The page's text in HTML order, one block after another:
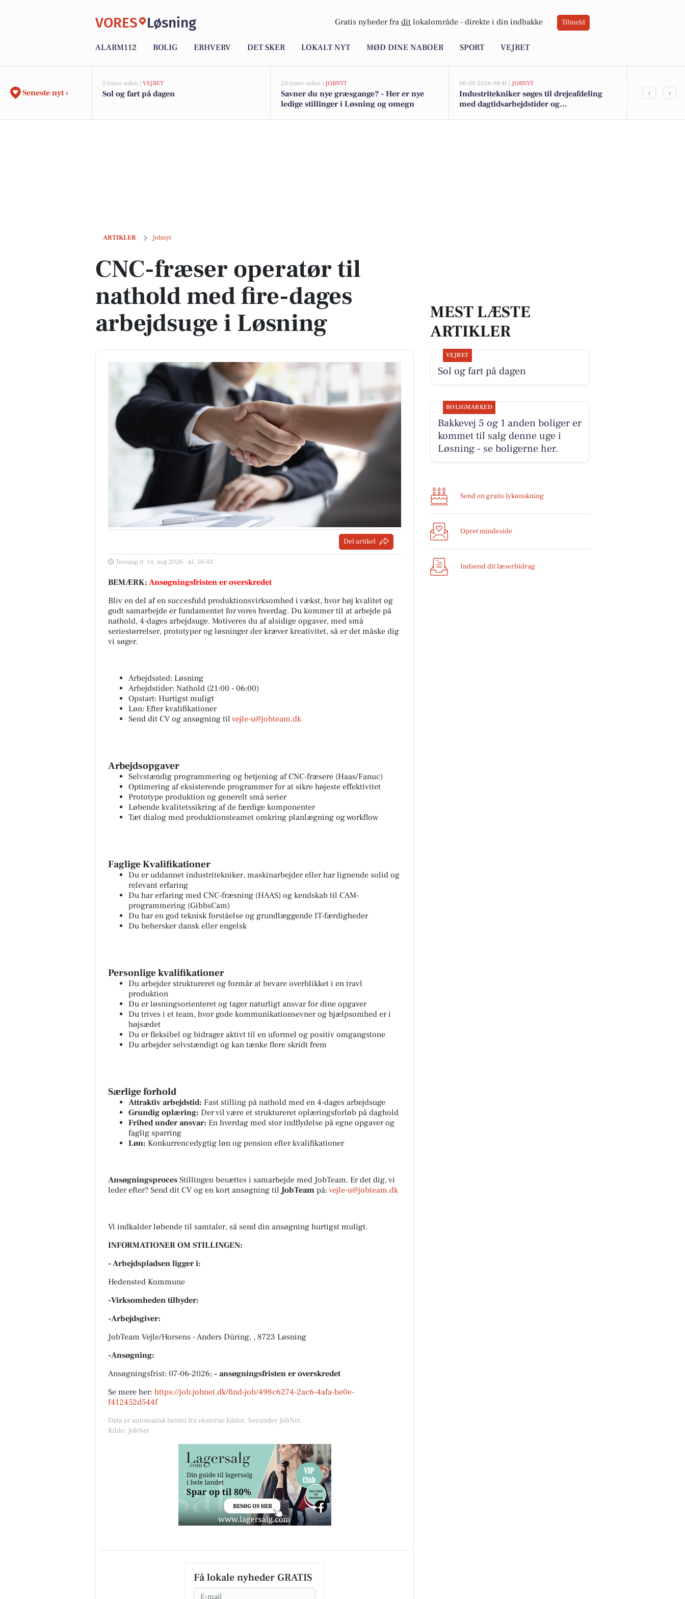
VORES Løsning Gratis nyheder fra dit lokalområde - direkte i din indbakke Tilmeld
ALARM112 BOLIG ERHVERV DET SKER LOKALT NYT MØD DINE NABOER SPORT VEJRET
Seneste nyt ›
5 timer siden | VEJRET
Sol og fart på dagen
23 timer siden | JOBNYT
Savner du nye græsgange? - Her er nye
ledige stillinger i Løsning og omegn
06-08-2026 08:41 | JOBNYT
Industritekniker søges til drejeafdeling
med dagtidsarbejdstider og
Bakkevej 5
‹ ›
ARTIKLER Jobnyt
CNC-fræser operatør til nathold med fire-dages arbejdsuge i Løsning
CNC-fræser operatør til
nathold med fire-dages
arbejdsuge i Løsning
Del artikel
Torsdag d. 14. maj 2026 - kl. 10:43
BEMÆRK: Ansøgningsfristen er overskredet
Bliv en del af en succesfuld produktionsvirksomhed i vækst, hvor høj kvalitet og
godt samarbejde er fundamentet for vores hverdag. Du kommer til at arbejde på
nathold, 4-dages arbejdsuge. Motiveres du af alsidige opgaver, med små
seriestørrelser, prototyper og løsninger der kræver kreativitet, så er det måske dig
vi søger.
Arbejdssted: Løsning
Arbejdstider: Nathold (21:00 - 06:00)
Opstart: Hurtigst muligt
Løn: Efter kvalifikationer
Send dit CV og ansøgning til vejle-u@jobteam.dk
Arbejdsopgaver
Selvstændig programmering og betjening af CNC-fræsere (Haas/Fanuc)
Optimering af eksisterende programmer for at sikre højeste effektivitet
Prototype produktion og generelt små serier
Løbende kvalitetssikring af de færdige komponenter
Tæt dialog med produktionsteamet omkring planlægning og workflow
Faglige Kvalifikationer
Du er uddannet industritekniker, maskinarbejder eller har lignende solid og
relevant erfaring
Du har erfaring med CNC-fræsning (HAAS) og kendskab til CAM-
programmering (GibbsCam)
Du har en god teknisk forståelse og grundlæggende IT-færdigheder
Du behersker dansk eller engelsk
Personlige kvalifikationer
Du arbejder struktureret og formår at bevare overblikket i en travl
produktion
Du er løsningsorienteret og tager naturligt ansvar for dine opgaver
Du trives i et team, hvor gode kommunikationsevner og hjælpsomhed er i
højsædet
Du er fleksibel og bidrager aktivt til en uformel og positiv omgangstone
Du arbejder selvstændigt og kan tænke flere skridt frem
Særlige forhold
Attraktiv arbejdstid: Fast stilling på nathold med en 4-dages arbejdsuge
Grundig oplæring: Der vil være et struktureret oplæringsforløb på daghold
Frihed under ansvar: En hverdag med stor indflydelse på egne opgaver og
faglig sparring
Løn: Konkurrencedygtig løn og pension efter kvalifikationer
Ansøgningsproces Stillingen besættes i samarbejde med JobTeam. Er det dig, vi
leder efter? Send dit CV og en kort ansøgning til JobTeam på: vejle-u@jobteam.dk
Vi indkalder løbende til samtaler, så send din ansøgning hurtigst muligt.
INFORMATIONER OM STILLINGEN:
- Arbejdspladsen ligger i:
Hedensted Kommune
-Virksomheden tilbyder:
-Arbejdsgiver:
JobTeam Vejle/Horsens - Anders Düring, , 8723 Løsning
-Ansøgning:
Ansøgningsfrist: 07-06-2026; - ansøgningsfristen er overskredet
Se mere her: https://job.jobnet.dk/find-job/498c6274-2ac6-4afa-be0e-
f412452d544f
Data er automatisk hentet fra eksterne kilder, herunder JobNet.
Kilde: JobNet
Få lokale nyheder GRATIS
Email
MEST LÆSTE
ARTIKLER
VEJRET
Sol og fart på dagen
BOLIGMARKED
Bakkevej 5 og 1 anden boliger er
kommet til salg denne uge i
Løsning - se boligerne her.
Send en gratis lykønskning
Opret mindeside
Indsend dit læserbidrag